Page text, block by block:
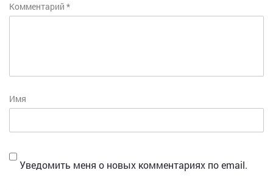
Комментарий *
Имя
Уведомить меня о новых комментариях по email.